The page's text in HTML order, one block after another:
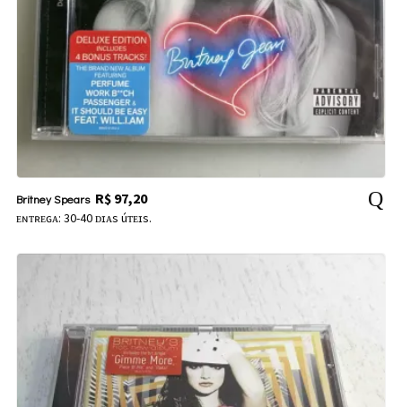
Britney Spears R$97,20
ᴇɴᴛʀᴇɢᴀ: 30-40 ᴅɪᴀs úᴛᴇɪs.